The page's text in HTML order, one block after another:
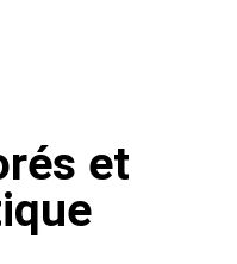
et